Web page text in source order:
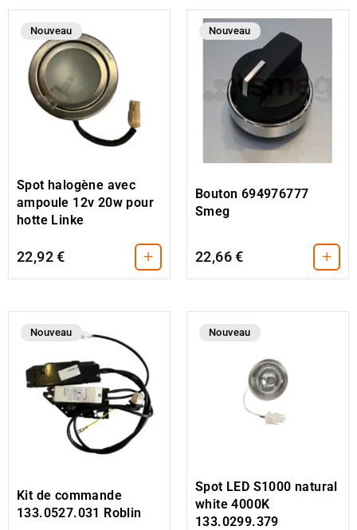
Nouveau
Spot halogène avec
ampoule 12v 20w pour
hotte Linke
22,92 € +
Nouveau
Bouton 694976777
Smeg
22,66 € +
Nouveau
Kit de commande
133.0527.031 Roblin
Nouveau
Spot LED S1000 natural
white 4000K
133.0299.379